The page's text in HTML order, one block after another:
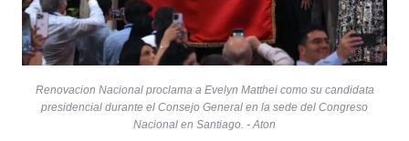
Renovacion Nacional proclama a Evelyn Matthei como su candidata
presidencial durante el Consejo General en la sede del Congreso
Nacional en Santiago. - Aton